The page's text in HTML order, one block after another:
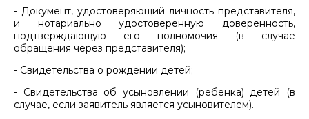
- Документ, удостоверяющий личность представителя,
и нотариально удостоверенную доверенность,
подтверждающую его полномочия (в случае
обращения через представителя);
- Свидетельства о рождении детей;
- Свидетельства об усыновлении (ребенка) детей (в
случае, если заявитель является усыновителем).